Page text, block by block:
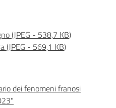
(JPEG - 538,7 KB)
(JPEG - 569,1 KB)
dei fenomeni franosi